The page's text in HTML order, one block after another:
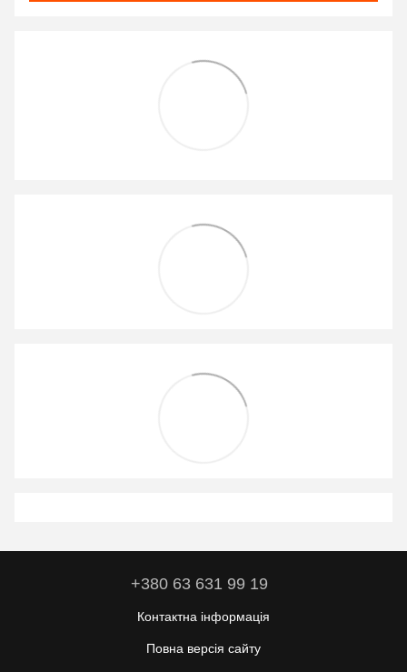
+380 63 631 99 19
Контактна інформація
Повна версія сайту